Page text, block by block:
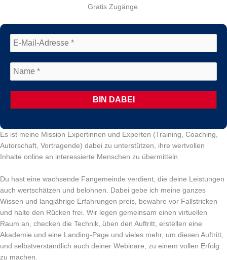
Gratis Zugänge.
Es ist meine Mission Expertinnen und Experten (Training, Coaching,
Autorschaft, Vortragende) dabei zu unterstützen, ihre wertvollen
Inhalte online an interessierte Menschen zu übermitteln.
Du hast eine wachsende Fangemeinde verdient, die deine Leistungen
auch wertschätzen und belohnen. Dabei gebe ich meine ganzes
Wissen und langjährige Erfahrungen preis, bewahre vor Fallstricken
und halte den Rücken frei. Wir legen gemeinsam einen virtuellen
Raum an, checken die Technik, üben den Auftritt, erstellen eine
Akademie und eine Landing-Page und vieles mehr, um diesen Auftritt,
und selbstverständlich auch deiner Webinare, zu einem vollen Erfolg
zu machen.